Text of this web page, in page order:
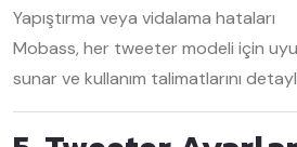
Yapıştırma veya vidalama hataları
Mobass, her tweeter modeli için
sunar ve kullanım talimatlarını